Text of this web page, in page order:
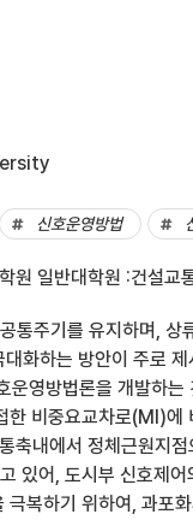
신호운영방법
원 일반대학원 :건설교
통주기를 유지하며, 상
화하는 방안이 주로 제
운영방법론을 개발하
비중요교차로(MI)에
내에서 정체근원지점
있어, 도시부 신호제
복하기 위하여, 과포